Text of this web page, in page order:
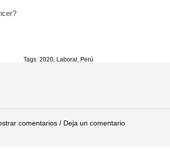
Tags: 2020, Laboral , Perú
comentarios / Deja un comentario